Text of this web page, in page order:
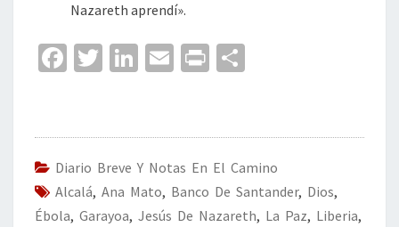
Nazareth aprendí».
Fa
o
o
k
T
er
Li
dI
n
E
l
Pr
p
ar
tir
Diario Breve Y Notas En El Camino
Alcalá, Ana Mato, Banco De Santander, Dios,
Ébola, Garayoa, Jesús De Nazareth, La Paz, Liberia,